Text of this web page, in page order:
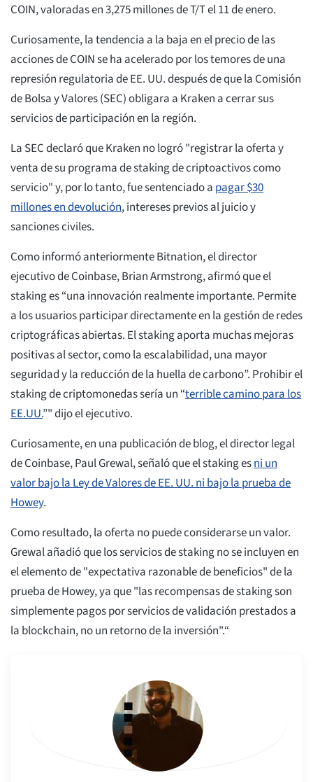
COIN, valoradas en 3,275 millones de T/T el 11 de enero.
Curiosamente, la tendencia a la baja en el precio de las
acciones de COIN se ha acelerado por los temores de una
represión regulatoria de EE. UU. después de que la Comisión
de Bolsa y Valores (SEC) obligara a Kraken a cerrar sus
servicios de participación en la región.
La SEC declaró que Kraken no logró "registrar la oferta y
venta de su programa de staking de criptoactivos como
servicio" y, por lo tanto, fue sentenciado a pagar $30
millones en devolución, intereses previos al juicio y
sanciones civiles.
Como informó anteriormente Bitnation, el director
ejecutivo de Coinbase, Brian Armstrong, afirmó que el
staking es “una innovación realmente importante. Permite
a los usuarios participar directamente en la gestión de redes
criptográficas abiertas. El staking aporta muchas mejoras
positivas al sector, como la escalabilidad, una mayor
seguridad y la reducción de la huella de carbono”. Prohibir el
staking de criptomonedas sería un “terrible camino para los
EE.UU.”" dijo el ejecutivo.
Curiosamente, en una publicación de blog, el director legal
de Coinbase, Paul Grewal, señaló que el staking esni un
valor bajo la Ley de Valores de EE. UU. ni bajo la prueba de
Howey.
Como resultado, la oferta no puede considerarse un valor.
Grewal añadió que los servicios de staking no se incluyen en
el elemento de "expectativa razonable de beneficios" de la
prueba de Howey, ya que "las recompensas de staking son
simplemente pagos por servicios de validación prestados a
la blockchain, no un retorno de la inversión".“